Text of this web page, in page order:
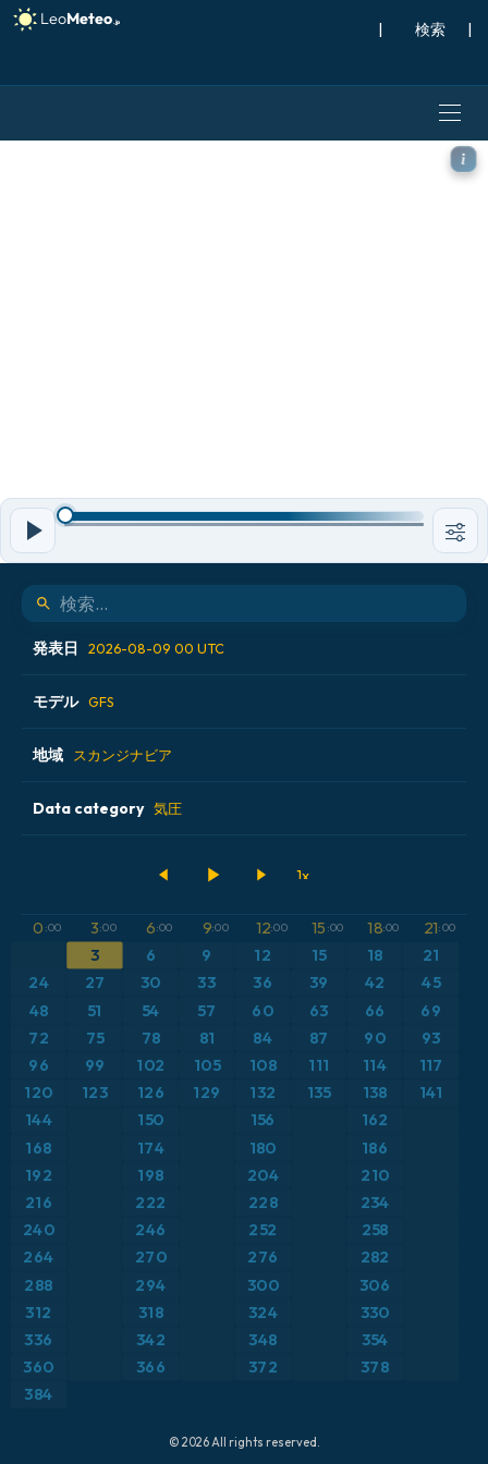
| |
GFS モデル - スカンジナビ
発表日 2026-08-09 00 UTC
2026-08-08 06 UTC
2026-08-08 12 UTC
2026-08-08 18 UTC
モデル GFS
ALADIN CZ 2.3 km
ECMWF AIFS [AI]
ICON ドイツ 2 km
地域 スカンジナビア
アイスランド
イギリス
イタリア
オーストリア
ギリシャ
スイス
スカンジナビア
スペイン
トルコ
Data category 気圧
気温異常（2m）
気温異常（850hPa）
気温（2m）
気温（850hPa）
積雪深
突風
突風（最大）
0 :00 3:00 6:00 9:00 12:00 15 :00 18:00 21:00
3 6 9 12 15 18
21
24
27 30 33 36 39 42 45
48 51 54 57 60 63 66
69
72
75 78 81 84 87 90 93
96 99 102 105 108 111 114
117
120
123 126 129 132 135 138
141
144
150 156
162
168
174 180
186
192
198 204
210
216
222 228 234
240 246 252 258
264 270 276
282
288
294 300
306
312
318 324
330
336
342 348 354
360 366 372 378
384
© 2026 All rights reserved.